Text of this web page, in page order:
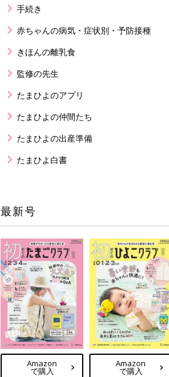
手続き
赤ちゃんの病気・症状別・予防接種
きほんの離乳食
監修の先生
たまひよのアプリ
たまひよの仲間たち
たまひよの出産準備
たまひよ白書
最新号
Amazon
で購入
Amazon
で購入